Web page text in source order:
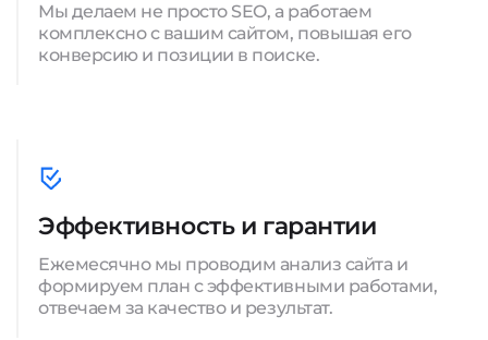
Мы делаем не просто SEO, а работаем
комплексно с вашим сайтом, повышая его
конверсию и позиции в поиске.
Эффективность и гарантии
Ежемесячно мы проводим анализ сайта и
формируем план с эффективными работами,
отвечаем за качество и результат.